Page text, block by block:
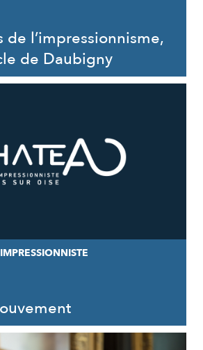
de l’impressionnisme,
de Daubigny